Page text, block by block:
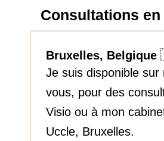
Consultations
Bruxelles, Belgique
Je suis disponible sur
vous, pour des
Visio ou à mon
Uccle, Bruxelles.